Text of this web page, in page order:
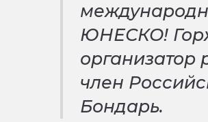
ЮНЕСКО!
организатор
член
Бондарь.